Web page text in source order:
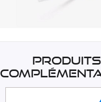
Produits